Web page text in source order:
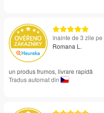
înainte de 3 zile
Romana L.
un produs frumos, livrare rapidă
Tradus automat din